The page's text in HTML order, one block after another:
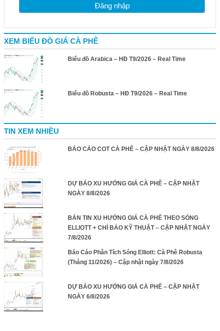
Đăng nhập
XEM BIỂU ĐỒ GIÁ CÀ PHÊ
Biểu đồ Arabica – HĐ T9/2026 – Real Time
Biểu đồ Robusta – HĐ T9/2026 – Real Time
TIN XEM NHIỀU
BÁO CÁO COT CÀ PHÊ – CẬP NHẬT NGÀY 8/8/2026
DỰ BÁO XU HƯỚNG GIÁ CÀ PHÊ – CẬP NHẬT
NGÀY 8/8/2026
BẢN TIN XU HƯỚNG GIÁ CÀ PHÊ THEO SÓNG
ELLIOTT + CHỈ BÁO KỸ THUẬT – CẬP NHẬT NGÀY
7/8/2026
Báo Cáo Phân Tích Sóng Elliott: Cà Phê Robusta
(Tháng 11/2026) – Cập nhật ngày 7/8/2026
DỰ BÁO XU HƯỚNG GIÁ CÀ PHÊ – CẬP NHẬT
NGÀY 6/8/2026